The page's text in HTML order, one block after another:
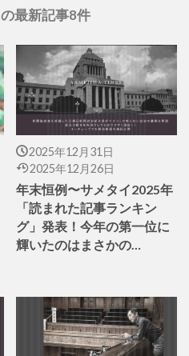
の最新記事8件
2025年12月31日
2025年12月26日
年末恒例〜サメタイ2025年
「読まれた記事ランキン
グ」発表！今年の第一位に
輝いたのはまさかの…